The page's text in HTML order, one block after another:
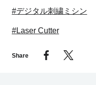
#デジタル刺繍ミシン
#Laser Cutter
Share